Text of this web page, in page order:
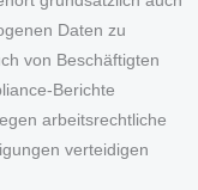
Daten zu
von Beschäftigten
Berichte
arbeitsrechtliche
verteidigen